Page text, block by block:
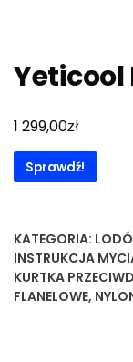
Yeticool
1 299,00zł
Sprawdź!
KATEGORIA:
INSTRUKCJA
KURTKA
FLANELOWE,